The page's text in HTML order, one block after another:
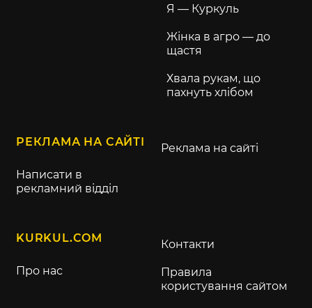
Я — Куркуль
Жінка в агро — до
щастя
Хвала рукам, що
пахнуть хлібом
РЕКЛАМА НА САЙТІ
Написати в
рекламний відділ
Реклама на сайті
KURKUL.COM
Про нас
Контакти
Правила
користування сайтом